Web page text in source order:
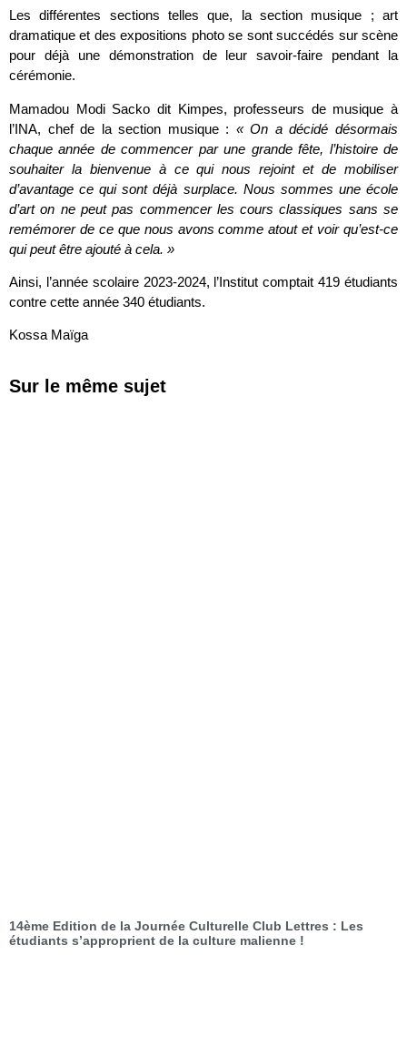
Les différentes sections telles que, la section musique ; art
dramatique et des expositions photo se sont succédés sur scène
pour déjà une démonstration de leur savoir-faire pendant la
cérémonie.
Mamadou Modi Sacko dit Kimpes, professeurs de musique à
l’INA, chef de la section musique : « On a décidé désormais
chaque année de commencer par une grande fête, l’histoire de
souhaiter la bienvenue à ce qui nous rejoint et de mobiliser
d’avantage ce qui sont déjà surplace. Nous sommes une école
d’art on ne peut pas commencer les cours classiques sans se
remémorer de ce que nous avons comme atout et voir qu’est-ce
qui peut être ajouté à cela. »
Ainsi, l’année scolaire 2023-2024, l’Institut comptait 419 étudiants
contre cette année 340 étudiants.
Kossa Maïga
Sur le même sujet
14ème Edition de la Journée Culturelle Club Lettres : Les
étudiants s’approprient de la culture malienne !